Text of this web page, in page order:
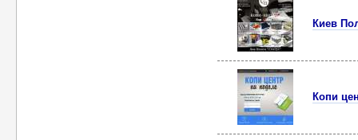
Киев
Копи